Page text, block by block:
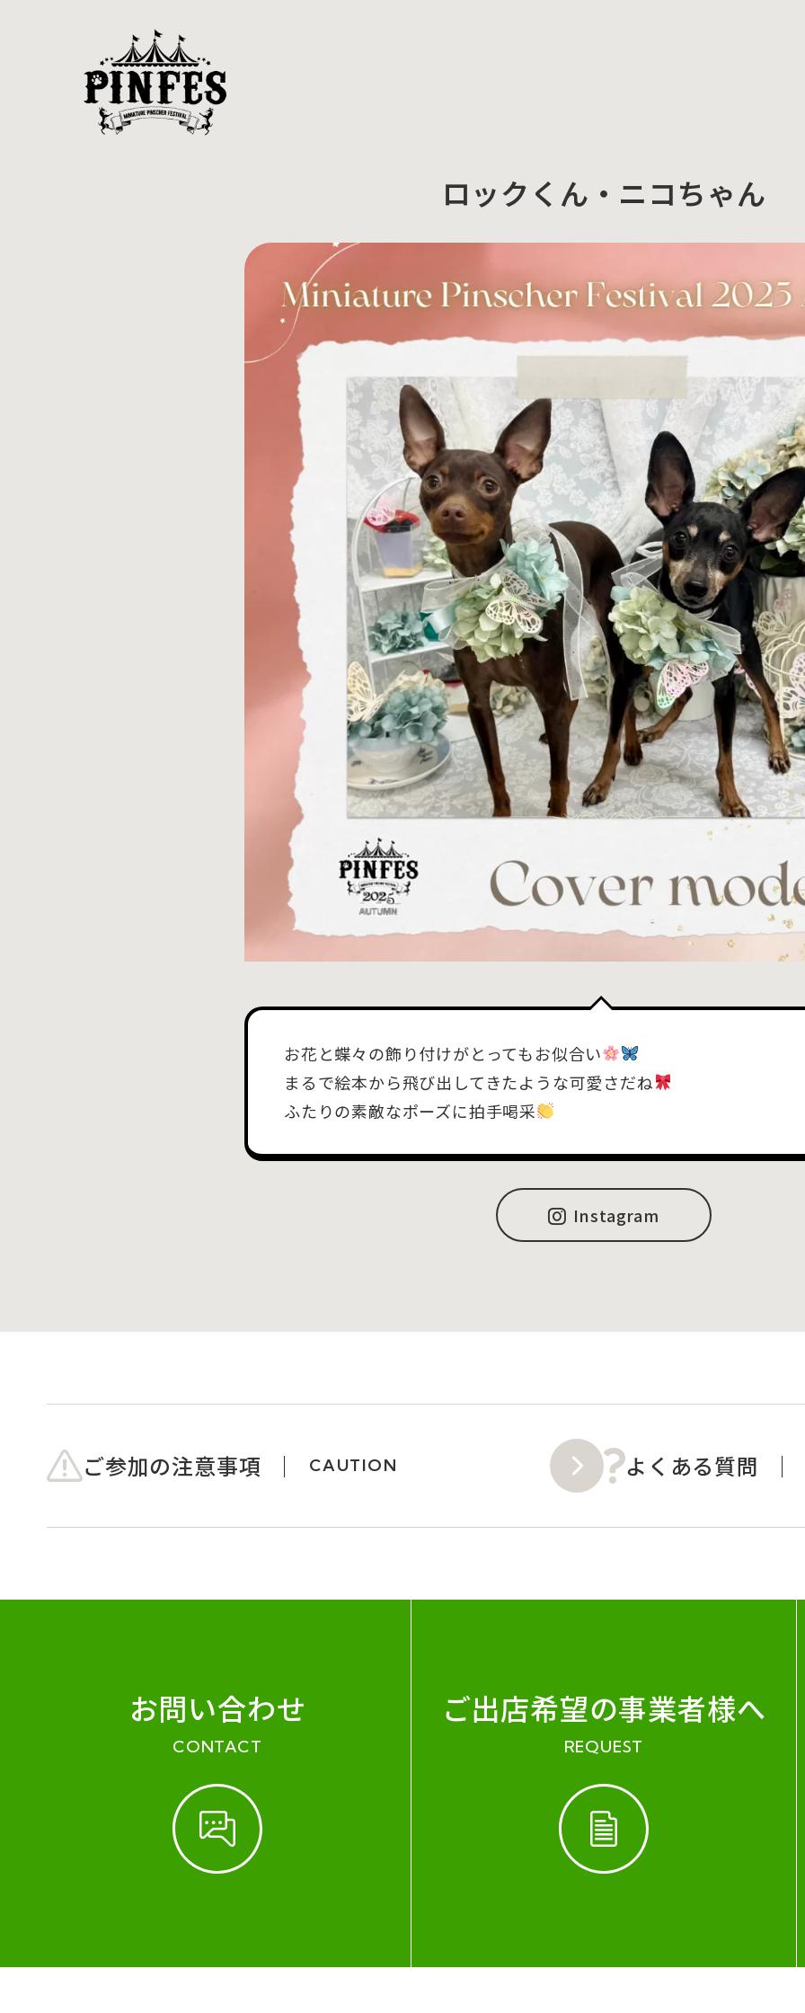
ロックくん・ニコちゃん
お花と蝶々の飾り付けがとってもお似合い
まるで絵本から飛び出してきたような可愛さだね
ふたりの素敵なポーズに拍手喝采
Instagram
ご参加の注意事項 CAUTION よくある質問
お問い合わせ
CONTACT
ご出店希望の事業者様へ
REQUEST